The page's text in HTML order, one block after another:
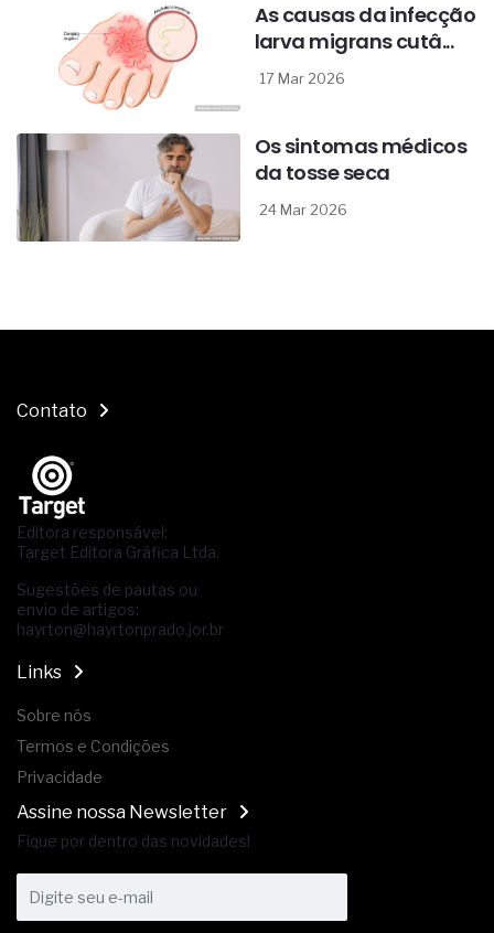
As causas da infecção
larva migrans cutâ...
17 Mar 2026
Os sintomas médicos
da tosse seca
24 Mar 2026
Contato
Editora responsável:
Target Editora Gráfica Ltda.
Sugestões de pautas ou
envio de artigos:
hayrton@hayrtonprado.jor.br
Links
Sobre nós
Termos e Condições
Privacidade
Assine nossa Newsletter
Fique por dentro das novidades!